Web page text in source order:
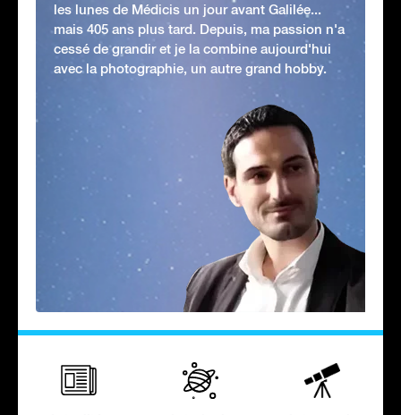
les lunes de Médicis un jour avant Galilée...
mais 405 ans plus tard. Depuis, ma passion n'a
cessé de grandir et je la combine aujourd'hui
avec la photographie, un autre grand hobby.